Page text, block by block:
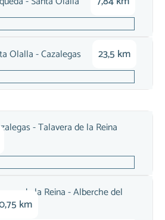
Olalla - Cazalegas 23,5 km
- Talavera de la Reina
de la Reina - Alberche del
km